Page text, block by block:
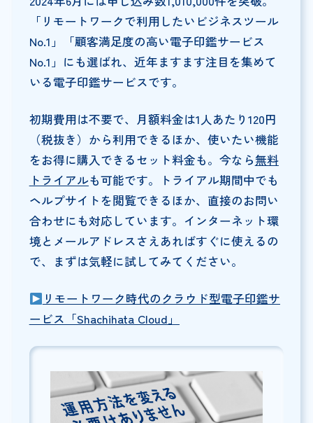
「リモートワークで利用したいビジネスツール
No.1」「顧客満足度の高い電子印鑑サービス
No.1」にも選ばれ、近年ますます注目を集めて
いる電子印鑑サービスです。
初期費用は不要で、月額料金は1人あたり120円
（税抜き）から利用できるほか、使いたい機能
をお得に購入できるセット料金も。今なら無料
トライアルも可能です。トライアル期間中でも
ヘルプサイトを閲覧できるほか、直接のお問い
合わせにも対応しています。インターネット環
境とメールアドレスさえあればすぐに使えるの
で、まずは気軽に試してみてください。
リモートワーク時代のクラウド型電子印鑑サ
ービス「Shachihata Cloud」